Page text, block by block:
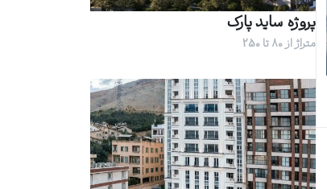
پروژه ساید پارک
متراژ از 80 تا 250